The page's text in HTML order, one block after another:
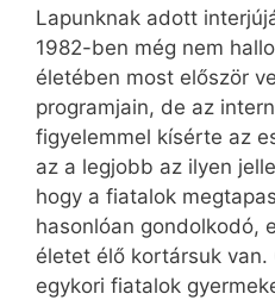
Lapunknak adott
1982-ben még nem
életében most először
programjain, de az
figyelemmel kísérte az
az a legjobb az ilyen
hogy a fiatalok
hasonlóan gondolkodó,
életet élő kortársuk van.
egykori fiatalok